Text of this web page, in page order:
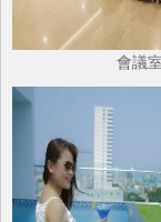
會議室